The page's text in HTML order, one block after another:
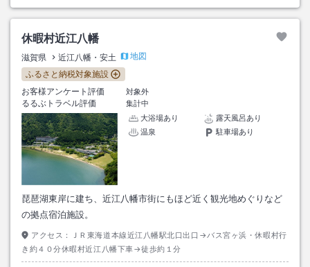
休暇村近江八幡
滋賀県 近江八幡・安土
地図
ふるさと納税対象施設
お客様アンケート評価
対象外
るるぶトラベル評価
集計中
大浴場あり
露天風呂あり
温泉
駐車場あり
琵琶湖東岸に建ち、近江八幡市街にもほど近く観光地めぐりなど
の拠点宿泊施設。
アクセス：
ＪＲ東海道本線近江八幡駅北口出口→バス宮ヶ浜・休暇村行
き約４０分休暇村近江八幡下車→徒歩約１分